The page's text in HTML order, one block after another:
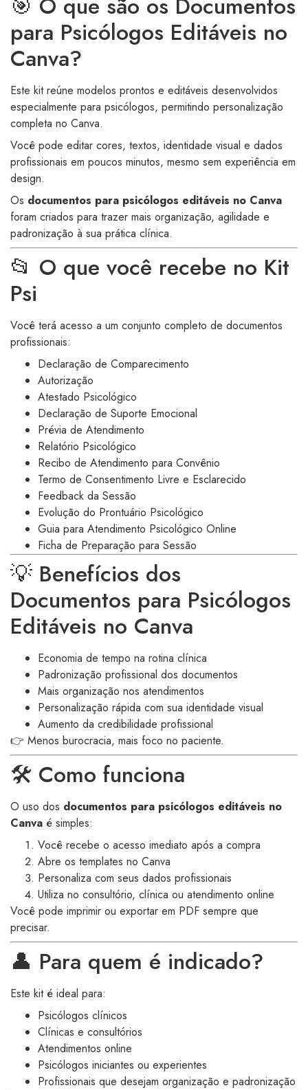
para Psicólogos Editáveis no
Canva?
Este kit reúne modelos prontos e editáveis desenvolvidos
especialmente para psicólogos, permitindo personalização
completa no Canva.
Você pode editar cores, textos, identidade visual e dados
profissionais em poucos minutos, mesmo sem experiência em
design.
Os documentos para psicólogos editáveis no Canva
foram criados para trazer mais organização, agilidade e
padronização à sua prática clínica.
📂 O que você recebe no Kit
Psi
Você terá acesso a um conjunto completo de documentos
profissionais:
Declaração de Comparecimento
Autorização
Atestado Psicológico
Declaração de Suporte Emocional
Prévia de Atendimento
Relatório Psicológico
Recibo de Atendimento para Convênio
Termo de Consentimento Livre e Esclarecido
Feedback da Sessão
Evolução do Prontuário Psicológico
Guia para Atendimento Psicológico Online
Ficha de Preparação para Sessão
💡 Benefícios dos
Documentos para Psicólogos
Editáveis no Canva
Economia de tempo na rotina clínica
Padronização profissional dos documentos
Mais organização nos atendimentos
Personalização rápida com sua identidade visual
Aumento da credibilidade profissional
👉 Menos burocracia, mais foco no paciente.
🛠 Como funciona
O uso dos documentos para psicólogos editáveis no
Canva é simples:
Você recebe o acesso imediato após a compra
Abre os templates no Canva
Personaliza com seus dados profissionais
Utiliza no consultório, clínica ou atendimento online
Você pode imprimir ou exportar em PDF sempre que
precisar.
👤 Para quem é indicado?
Este kit é ideal para:
Psicólogos clínicos
Clínicas e consultórios
Atendimentos online
Psicólogos iniciantes ou experientes
Profissionais que desejam organização e padronização